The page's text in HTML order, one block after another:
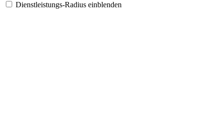
Dienstleistungs-Radius einblenden